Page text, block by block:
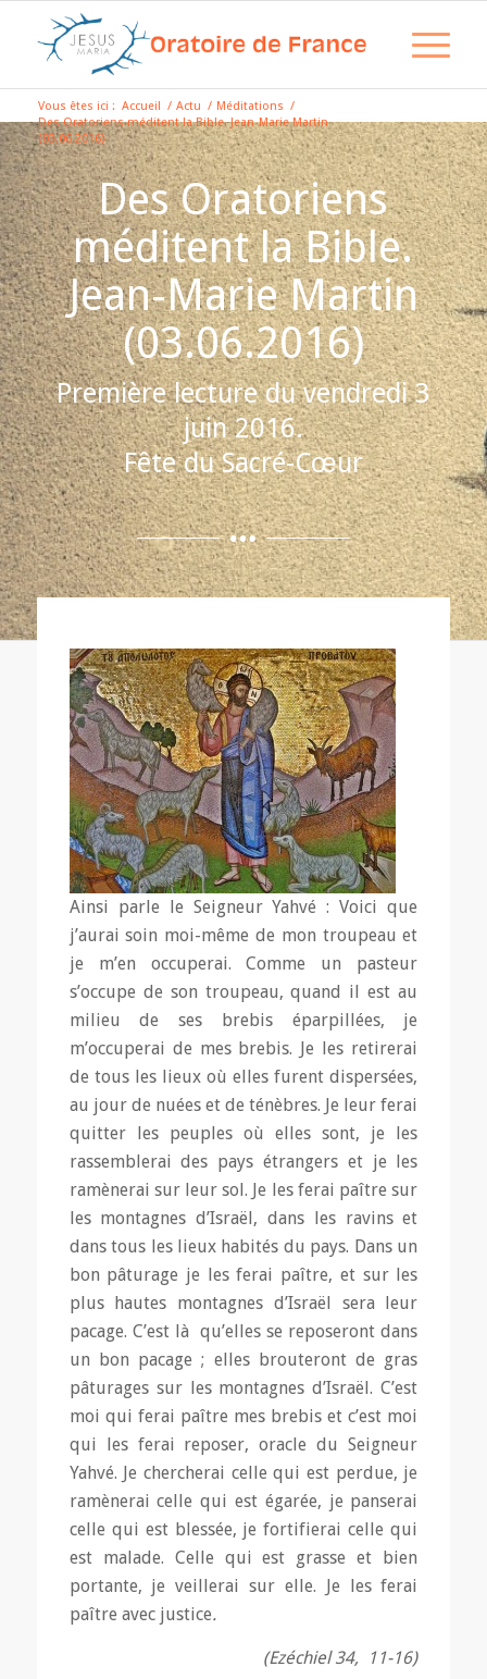
Vous êtes ici : Accueil / Actu / Méditations /
Des Oratoriens méditent la Bible. Jean-Marie Martin
(03.06.2016)
Des Oratoriens
méditent la Bible.
Jean-Marie Martin
(03.06.2016)
Première lecture du vendredi 3
juin 2016.
Fête du Sacré-Cœur
Ainsi parle le Seigneur Yahvé : Voici que
j’aurai soin moi-même de mon troupeau et
je m’en occuperai. Comme un pasteur
s’occupe de son troupeau, quand il est au
milieu de ses brebis éparpillées, je
m’occuperai de mes brebis. Je les retirerai
de tous les lieux où elles furent dispersées,
au jour de nuées et de ténèbres. Je leur ferai
quitter les peuples où elles sont, je les
rassemblerai des pays étrangers et je les
ramènerai sur leur sol. Je les ferai paître sur
les montagnes d’Israël, dans les ravins et
dans tous les lieux habités du pays. Dans un
bon pâturage je les ferai paître, et sur les
plus hautes montagnes d’Israël sera leur
pacage. C’est là qu’elles se reposeront dans
un bon pacage ; elles brouteront de gras
pâturages sur les montagnes d’Israël. C’est
moi qui ferai paître mes brebis et c’est moi
qui les ferai reposer, oracle du Seigneur
Yahvé. Je chercherai celle qui est perdue, je
ramènerai celle qui est égarée, je panserai
celle qui est blessée, je fortifierai celle qui
est malade. Celle qui est grasse et bien
portante, je veillerai sur elle. Je les ferai
paître avec justice.
(Ezéchiel 34, 11-16)